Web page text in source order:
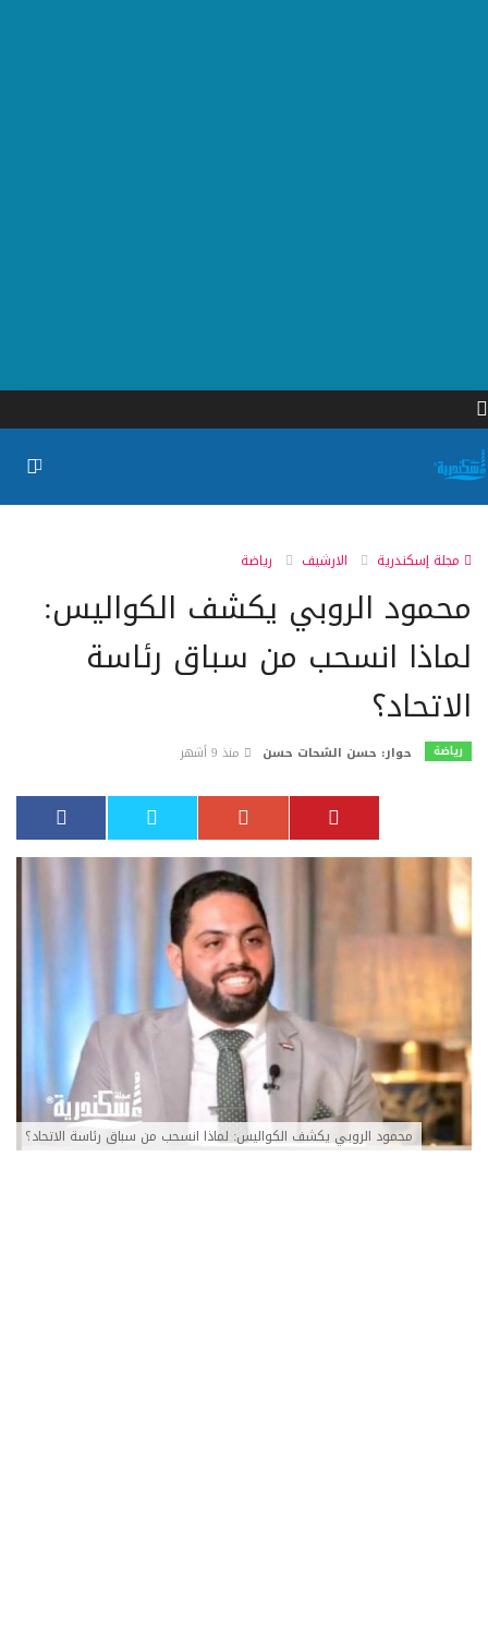
مجلة إسكندرية الارشيف رياضة
محمود الروبي يكشف الكواليس:
لماذا انسحب من سباق رئاسة
الاتحاد؟
رياضة حوار: حسن الشحات حسن منذ 9 أشهر
محمود الروبي يكشف الكواليس: لماذا انسحب من سباق رئاسة الاتحاد؟